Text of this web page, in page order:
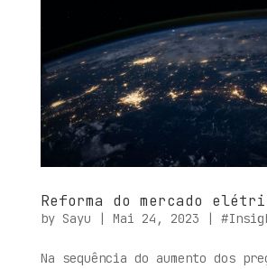
Reforma do mercado
by Sayu | Mai 24, 2023 |
Na sequência do aumento dos